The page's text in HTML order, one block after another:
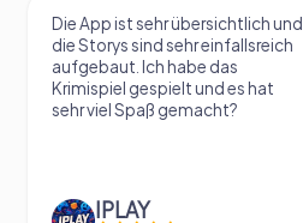
Die App ist sehr übersichtlich und
die Storys sind sehr einfallsreich
aufgebaut. Ich habe das
Krimispiel gespielt und es hat
sehr viel Spaß gemacht?
IPLAY